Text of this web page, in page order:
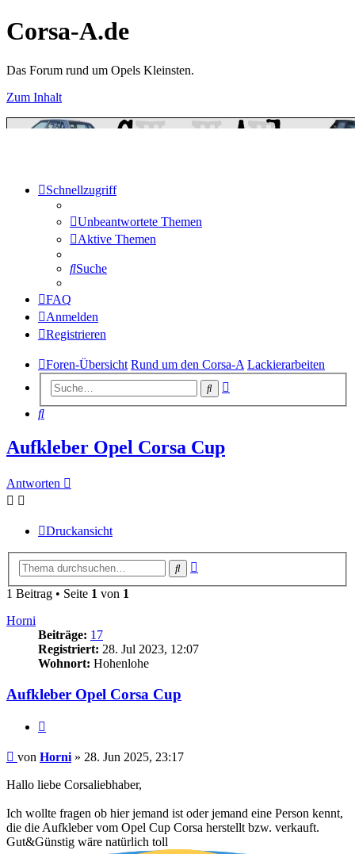
Corsa-A.de
Das Forum rund um Opels Kleinsten.
Zum Inhalt
Schnellzugriff
Unbeantwortete Themen
Aktive Themen
Suche
FAQ
Anmelden
Registrieren
Foren-Übersicht Rund um den Corsa-A Lackierarbeiten
Suche
Suche
Aufkleber Opel Corsa Cup
Antworten
Druckansicht
Suche
1 Beitrag • Seite 1 von 1
Horni
Beiträge: 17
Registriert: 28. Jul 2023, 12:07
Wohnort: Hohenlohe
Aufkleber Opel Corsa Cup
Beitrag
von Horni » 28. Jun 2025, 23:17
Hallo liebe Corsaliebhaber,
Ich wollte fragen ob hier jemand ist oder jemand eine Person kennt,
die die Aufkleber vom Opel Cup Corsa herstellt bzw. verkauft.
Gut&Günstig wäre natürlich toll